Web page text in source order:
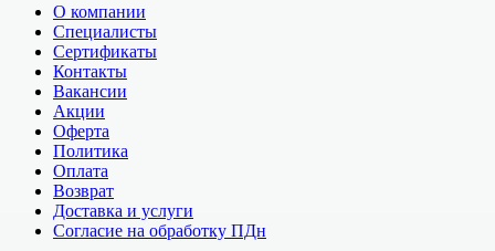
О компании
Специалисты
Сертификаты
Контакты
Вакансии
Акции
Оферта
Политика
Оплата
Возврат
Доставка и услуги
Согласие на обработку ПДн